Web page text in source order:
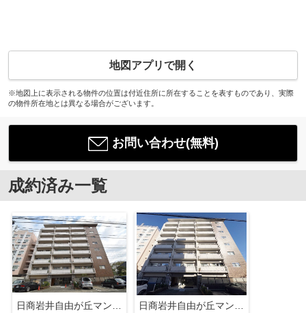
地図アプリで開く
※地図上に表示される物件の位置は付近住所に所在することを表すものであり、実際
の物件所在地とは異なる場合がございます。
お問い合わせ(無料)
成約済み一覧